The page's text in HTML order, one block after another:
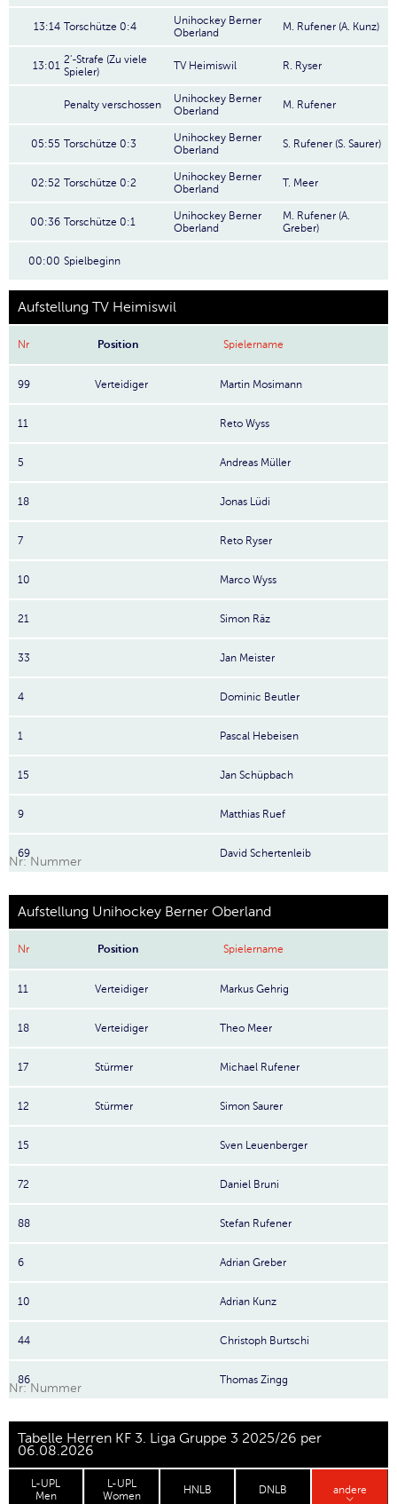
13:14 Torschütze 0:4
Unihockey Berner
Oberland
M. Rufener (A. Kunz)
13:01 2'-Strafe (Zu viele
Spieler)
TV Heimiswil R. Ryser
Penalty verschossen
Unihockey Berner
Oberland
M. Rufener
05:55 Torschütze 0:3
Unihockey Berner
Oberland
S. Rufener (S. Saurer)
02:52 Torschütze 0:2
Unihockey Berner
Oberland
T. Meer
00:36 Torschütze 0:1
Unihockey Berner
Oberland
M. Rufener (A.
Greber)
00:00 Spielbeginn
Aufstellung TV Heimiswil
Nr Position Spielername
99 Verteidiger Martin Mosimann
11 Reto Wyss
5 Andreas Müller
18 Jonas Lüdi
7 Reto Ryser
10 Marco Wyss
21 Simon Räz
33 Jan Meister
4 Dominic Beutler
1 Pascal Hebeisen
15 Jan Schüpbach
9 Matthias Ruef
69 David Schertenleib
Nr: Nummer
Aufstellung Unihockey Berner Oberland
Nr Position Spielername
11 Verteidiger Markus Gehrig
18 Verteidiger Theo Meer
17 Stürmer Michael Rufener
12 Stürmer Simon Saurer
15 Sven Leuenberger
72 Daniel Bruni
88 Stefan Rufener
6 Adrian Greber
10 Adrian Kunz
44 Christoph Burtschi
86 Thomas Zingg
Nr: Nummer
Tabelle Herren KF 3. Liga Gruppe 3 2025/26 per
06.08.2026
L-UPL
Men
L-UPL
Women
HNLB DNLB andere